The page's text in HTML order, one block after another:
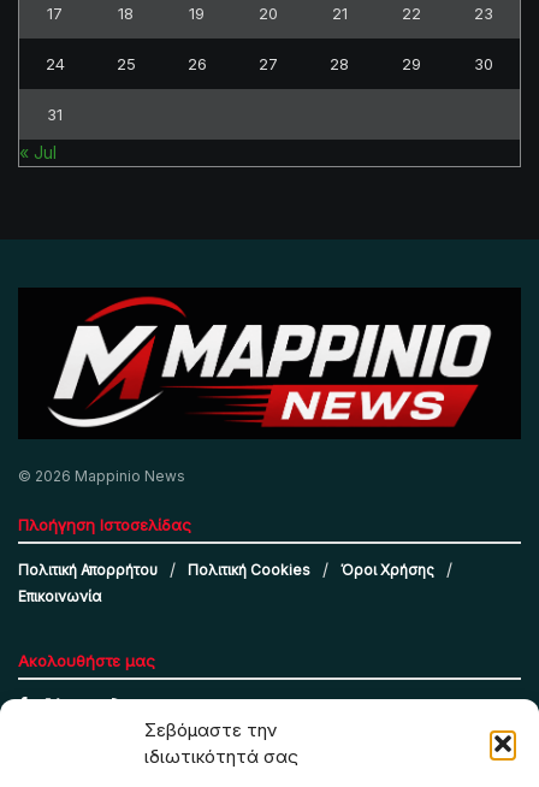
Σεβόμαστε την
ιδιωτικότητά σας
17 18 19 20 21 22 23
24 25 26 27 28 29 30
31
« Jul
© 2026 Mappinio News
Πλοήγηση Ιστοσελίδας
Πολιτική Απορρήτου Πολιτική Cookies
Όροι Χρήσης
Επικοινωνία
Ακολουθήστε μας